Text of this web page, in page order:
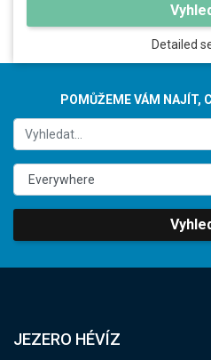
Detailed
POMŮŽEME VÁM NAJÍT,
JEZERO HÉVÍZ